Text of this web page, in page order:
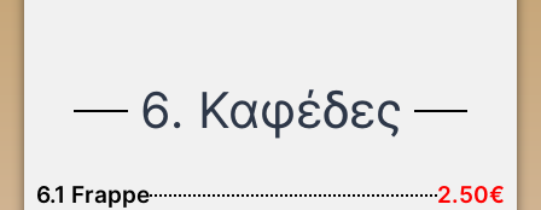
6. Καφέδες
6.1 Frappe 2.50€